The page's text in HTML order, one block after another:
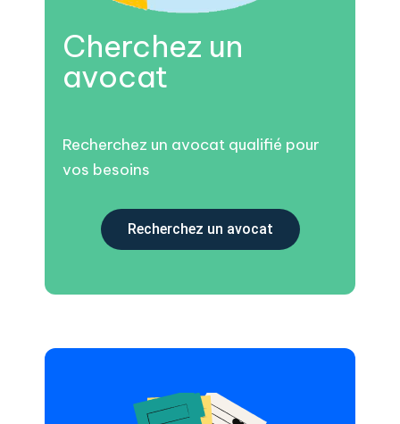
Cherchez un
avocat
Recherchez un avocat qualifié pour
vos besoins
Recherchez un avocat